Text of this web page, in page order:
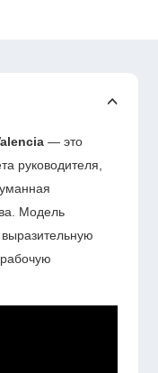
— это
руководителя,
Модель